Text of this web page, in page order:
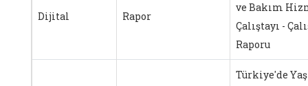
Dijital Rapor
ve Bakım
Çalıştayı -
Raporu
Türkiye'de